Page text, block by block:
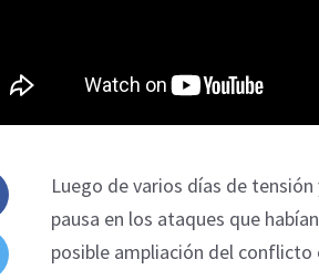
Luego de varios días de
pausa en los ataques que
posible ampliación del conflicto